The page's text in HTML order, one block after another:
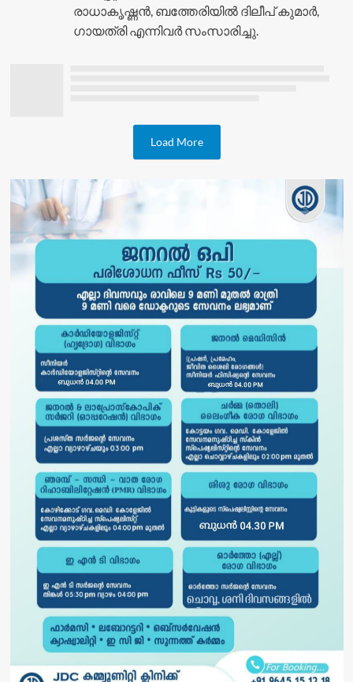
രാധാകൃഷ്ണൻ, ബത്തേരിയിൽ ദിലീപ് കുമാർ,
ഗായത്രി എന്നിവർ സംസാരിച്ചു.
Load More